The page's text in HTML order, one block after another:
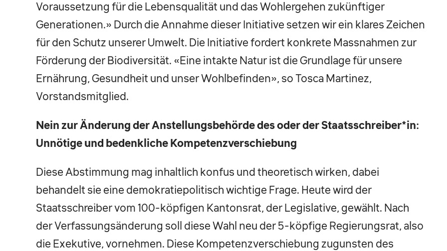
Voraussetzung für die Lebensqualität und das Wohlergehen zukünftiger
Generationen.» Durch die Annahme dieser Initiative setzen wir ein klares Zeichen
für den Schutz unserer Umwelt. Die Initiative fordert konkrete Massnahmen zur
Förderung der Biodiversität. «Eine intakte Natur ist die Grundlage für unsere
Ernährung, Gesundheit und unser Wohlbefinden», so Tosca Martinez,
Vorstandsmitglied.
Nein zur Änderung der Anstellungsbehörde des oder der Staatsschreiber*in:
Unnötige und bedenkliche Kompetenzverschiebung
Diese Abstimmung mag inhaltlich konfus und theoretisch wirken, dabei
behandelt sie eine demokratiepolitisch wichtige Frage. Heute wird der
Staatsschreiber vom 100-köpfigen Kantonsrat, der Legislative, gewählt. Nach
der Verfassungsänderung soll diese Wahl neu der 5-köpfige Regierungsrat, also
die Exekutive, vornehmen. Diese Kompetenzverschiebung zugunsten des